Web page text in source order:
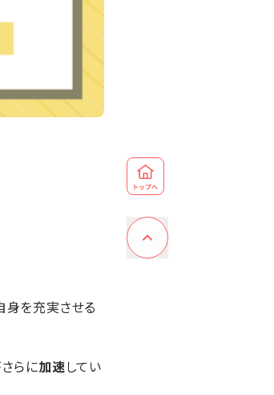
身を充実させる
らに加速してい